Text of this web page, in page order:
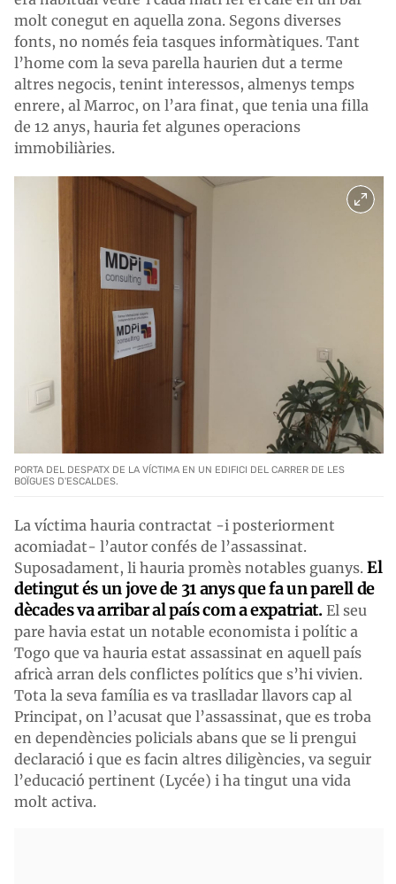
molt conegut en aquella zona. Segons diverses
fonts, no només feia tasques informàtiques. Tant
l’home com la seva parella haurien dut a terme
altres negocis, tenint interessos, almenys temps
enrere, al Marroc, on l’ara finat, que tenia una filla
de 12 anys, hauria fet algunes operacions
immobiliàries.
PORTA DEL DESPATX DE LA VÍCTIMA EN UN EDIFICI DEL CARRER DE LES
BOÏGUES D'ESCALDES.
La víctima hauria contractat -i posteriorment
acomiadat- l’autor confés de l’assassinat.
Suposadament, li hauria promès notables guanys. El
detingut és un jove de 31 anys que fa un parell de
dècades va arribar al país com a expatriat.El seu
pare havia estat un notable economista i polític a
Togo que va hauria estat assassinat en aquell país
africà arran dels conflictes polítics que s’hi vivien.
Tota la seva família es va traslladar llavors cap al
Principat, on l’acusat que l’assassinat, que es troba
en dependències policials abans que se li prengui
declaració i que es facin altres diligències, va seguir
l’educació pertinent (Lycée) i ha tingut una vida
molt activa.